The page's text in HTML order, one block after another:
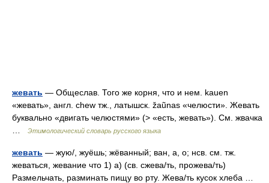
жевать — Общеслав. Того же корня, что и нем. kauen
«жевать», англ. chew тж., латышск. žaũnas «челюсти». Жевать
буквально «двигать челюстями» (> «есть, жевать»). См. жвачка
Этимологический словарь русского языка
жевать — жую/, жуёшь; жёванный; ван, а, о; нсв. см. тж.
жеваться, жевание что 1) а) (св. сжева/ть, прожева/ть)
Размельчать, разминать пищу во рту. Жева/ть кусок хлеба …